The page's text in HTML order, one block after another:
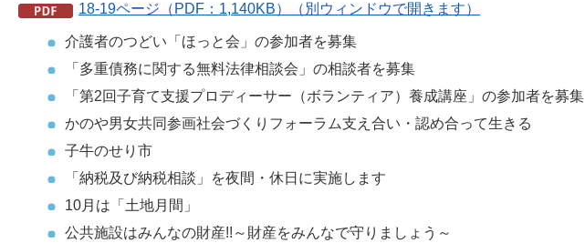
18-19ページ（PDF：1,140KB）（別ウィンドウで開きます）
介護者のつどい「ほっと会」の参加者を募集
「多重債務に関する無料法律相談会」の相談者を募集
「第2回子育て支援プロディーサー（ボランティア）養成講座」の参加者を募集
かのや男女共同参画社会づくりフォーラム支え合い・認め合って生きる
子牛のせり市
「納税及び納税相談」を夜間・休日に実施します
10月は「土地月間」
公共施設はみんなの財産!!～財産をみんなで守りましょう～